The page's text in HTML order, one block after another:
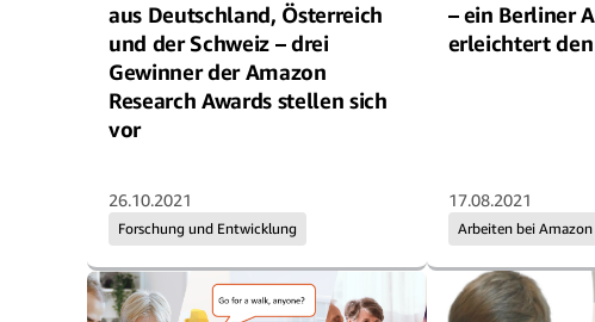
aus Deutschland, Österreich
und der Schweiz – drei
Gewinner der Amazon
Research Awards stellen sich
vor
Forschung und Entwicklung
26.10.2021
– ein Berliner
erleichtert
Arbeiten bei Amazon
17.08.2021